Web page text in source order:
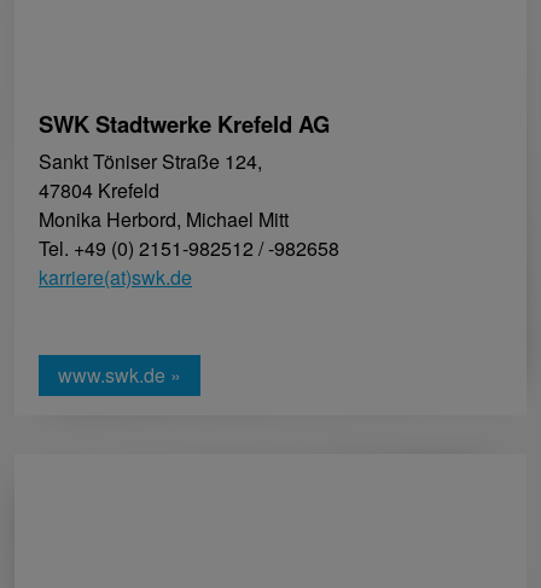
SWK Stadtwerke Krefeld AG
Sankt Töniser Straße 124,
47804 Krefeld
Monika Herbord, Michael Mitt
Tel. +49 (0) 2151-982512 / -982658
karriere(at)swk.de
www.swk.de »